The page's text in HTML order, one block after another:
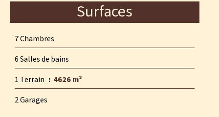
Surfaces
7 Chambres
6 Salles de bains
1 Terrain
4626 m²
2 Garages